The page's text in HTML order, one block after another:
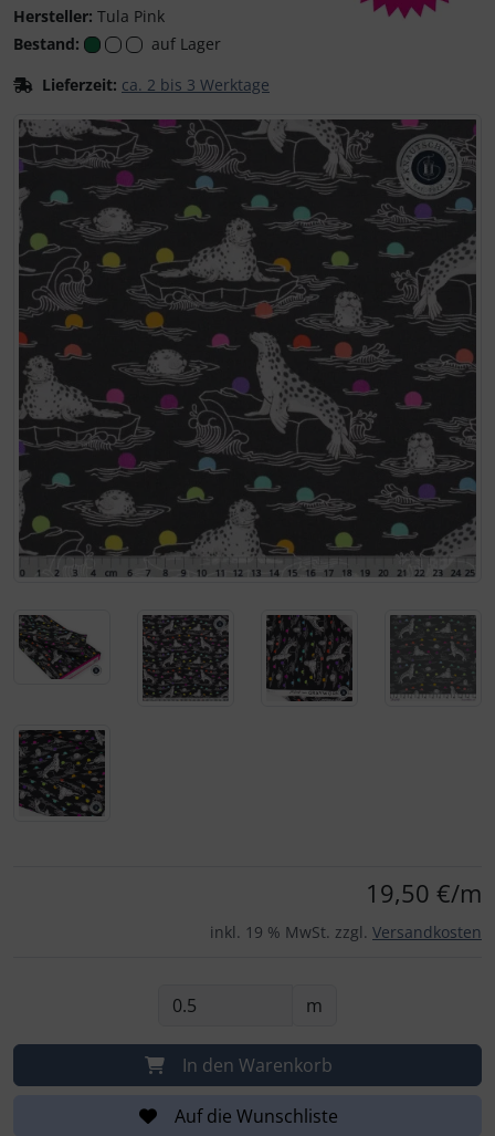
Hersteller: Tula Pink
Bestand:
auf Lager
Lieferzeit: ca. 2 bis 3 Werktage
19,50 €/m
inkl. 19 % MwSt. zzgl. Versandkosten
m
In den Warenkorb
Auf die Wunschliste